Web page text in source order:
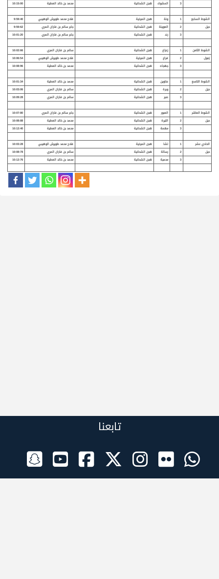
3
المشوك هجن الشحانية محمد بن خالد العطية 10:15:00
الشوط السابع 1 ونة هجن المرخية فلاح محمد طويرش الوهيبي
9:59:40
حيل
2 العوينة هجن الشحانية جابر سالم بن فاران المري
9:59:62
3
رند هجن الشحانية جابر سالم بن فاران المري 10:01:20
الشوط الثامن 1 زعزاع هجن الشحانية سالم بن فاران المري
10:02:66
زمول
2 فراع هجن المرخية فلاح محمد طويرش الوهيبي
10:06:54
3
جهجاه هجن الشحانية محمد بن خالد العطية 10:08:96
الشوط التاسع 1 عناوين هجن الشحانية محمد بن خالد العطية
10:01:34
حيل
2 وبرة هجن الشحانية سالم بن فاران المري
10:03:06
3
صبر هجن الشحانية سالم بن فاران المري 10:09:28
الشوط العاشر 1 العبور هجن الشحانية جابر سالم بن فاران المري
10:07:80
حيل
2 الليرة هجن الشحانية محمد بن خالد العطية
10:08:88
3
مهمة هجن الشحانية محمد بن خالد العطية 10:12:40
الحادي عشر 1 لشا هجن المرخية فلاح محمد طويرش الوهيبي
10:03:28
حيل
2 رسالة هجن الشحانية سالم بن فاران المري
10:08:78
3
محمية هجن الشحانية محمد بن خالد العطية 10:12:76
تابعنا